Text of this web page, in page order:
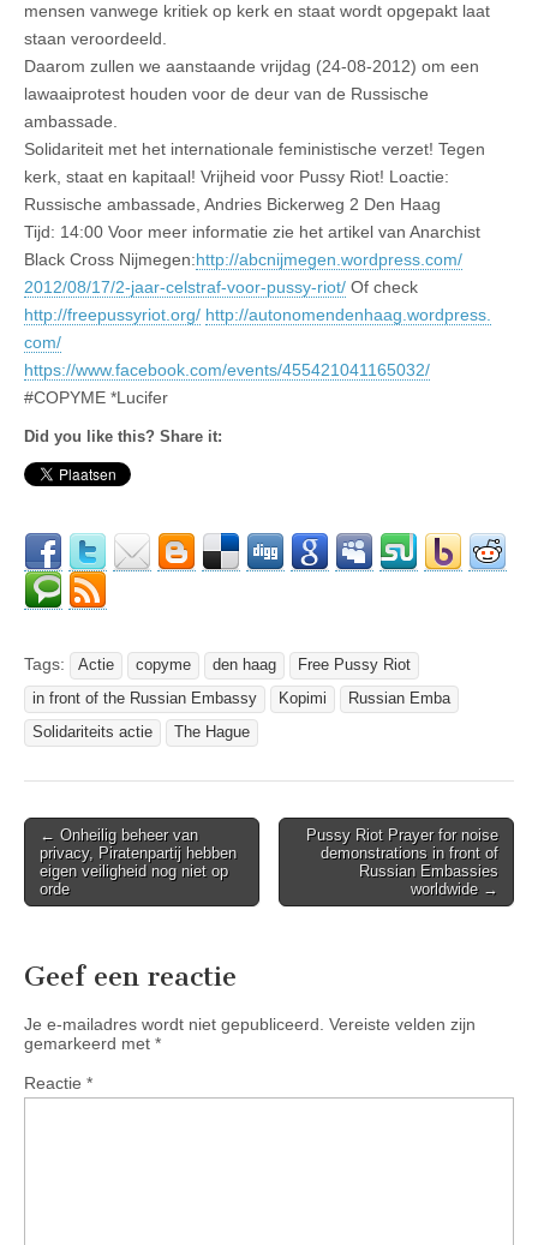
mensen vanwege kritiek op kerk en staat wordt opgepakt laat
staan veroordeeld.
Daarom zullen we aanstaande vrijdag (24-08-2012) om een
lawaaiprotest houden voor de deur van de Russische
ambassade.
Solidariteit met het internationale feministische verzet! Tegen
kerk, staat en kapitaal! Vrijheid voor Pussy Riot! Loactie:
Russische ambassade, Andries Bickerweg 2 Den Haag
Tijd: 14:00 Voor meer informatie zie het artikel van Anarchist
Black Cross Nijmegen:http://abcnijmegen.wordpress.com/
2012/08/17/2-jaar-celstraf-voor-pussy-riot/ Of check
http://freepussyriot.org/ http://autonomendenhaag.wordpress.
com/
https://www.facebook.com/events/455421041165032/
#COPYME *Lucifer
Did you like this? Share it:
Tags: Actie copyme den haag
Free Pussy Riot
in front of the Russian Embassy
Kopimi
Russian Emba
Solidariteits actie
The Hague
Post
navigation
← Onheilig beheer van
privacy, Piratenpartij hebben
eigen veiligheid nog niet op
orde
Pussy Riot Prayer for noise
demonstrations in front of
Russian Embassies
worldwide →
Geef een reactie
Je e-mailadres wordt niet gepubliceerd. Vereiste velden zijn
gemarkeerd met *
Reactie *